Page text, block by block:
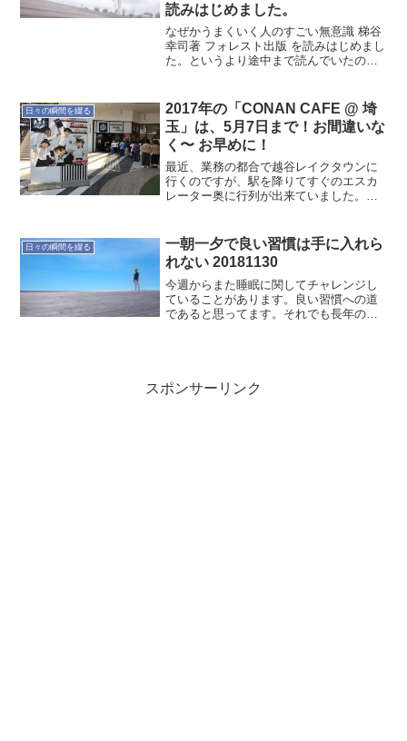
読みはじめました。
なぜかうまくいく人のすごい無意識 梯谷
幸司著 フォレスト出版 を読みはじめまし
た。というより途中まで読んでいたので
で手にしたかは忘れました。そういえば
無意識に関する本が...
日々の瞬間を綴る
2017年の「CONAN CAFE @ 埼
玉」は、5月7日まで！お間違いな
く〜 お早めに！
最近、業務の都合で越谷レイクタウンに
行くのですが、駅を降りてすぐのエスカ
レーター奥に行列が出来ていました。見
たりするので、気になったので、ちょっ
と調べ...
日々の瞬間を綴る
一朝一夕で良い習慣は手に入れら
れない 20181130
今週からまた睡眠に関してチャレンジし
ていることがあります。良い習慣への道
であると思ってます。それでも長年の習
スポンサーリンク